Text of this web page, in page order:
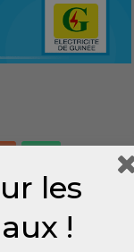
les
!